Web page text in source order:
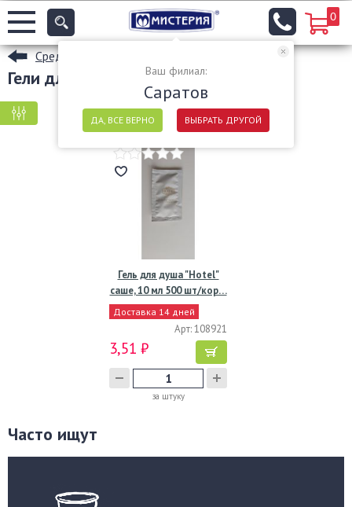
Ваш филиал:
Саратов
ДА, ВСЕ ВЕРНО ВЫБРАТЬ ДРУГОЙ
0
Средства личной гигиены
Гели для душа в Саратове
Гель для душа "Hotel"
саше, 10 мл 500 шт/кор…
Доставка 14 дней
Арт: 108921
3,51 ₽
за штуку
Часто ищут